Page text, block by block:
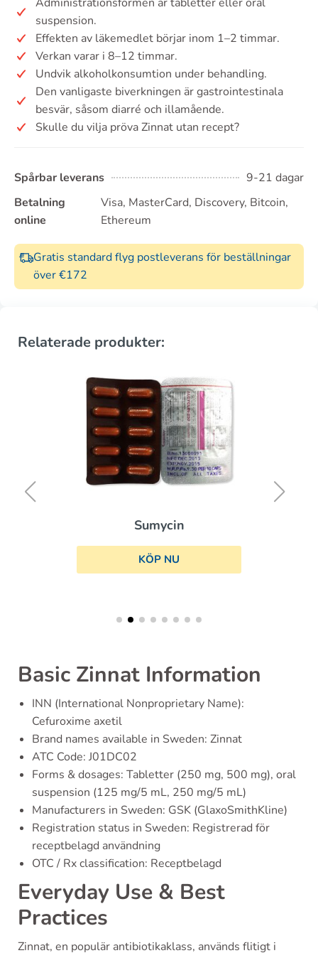
suspension.
Effekten av läkemedlet börjar inom 1–2 timmar.
Verkan varar i 8–12 timmar.
Undvik alkoholkonsumtion under behandling.
Den vanligaste biverkningen är gastrointestinala
besvär, såsom diarré och illamående.
Skulle du vilja pröva Zinnat utan recept?
Spårbar leverans
9-21 dagar
Betalning
online
Visa, MasterCard, Discovery, Bitcoin,
Ethereum
Gratis standard flyg postleverans för beställningar
över €172
Relaterade produkter:
Sumycin
KÖP NU
Basic Zinnat Information
INN (International Nonproprietary Name):
Cefuroxime axetil
Brand names available in Sweden: Zinnat
ATC Code: J01DC02
Forms & dosages: Tabletter (250 mg, 500 mg), oral
suspension (125 mg/5 mL, 250 mg/5 mL)
Manufacturers in Sweden: GSK (GlaxoSmithKline)
Registration status in Sweden: Registrerad för
receptbelagd användning
OTC / Rx classification: Receptbelagd
Everyday Use & Best
Practices
Zinnat, en populär antibiotikaklass, används flitigt i